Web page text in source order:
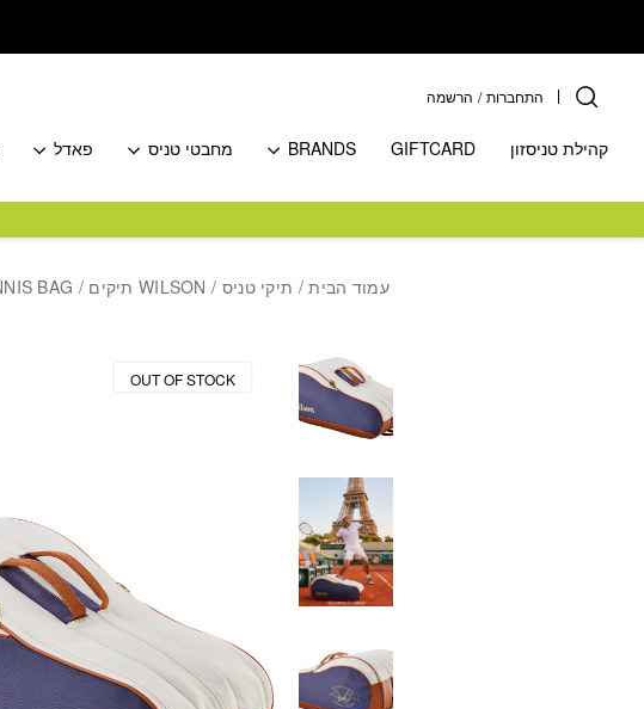
התחברות / הרשמה
קהילת טניסזון GIFTCARD
BRANDS מחבטי טניס פאדל
עמוד הבית/ תיקי טניס / WILSON תיקים / WILSON ROLAND GARROS HERITAGE V2 12PK TENNIS BAG תיק טניס למחבטים וילסון
OUT OF STOCK